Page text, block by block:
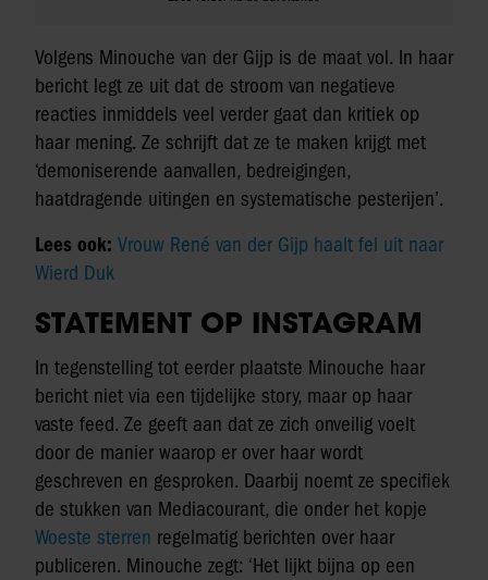
Volgens Minouche van der Gijp is de maat vol. In haar
bericht legt ze uit dat de stroom van negatieve
reacties inmiddels veel verder gaat dan kritiek op
haar mening. Ze schrijft dat ze te maken krijgt met
‘demoniserende aanvallen, bedreigingen,
haatdragende uitingen en systematische pesterijen’.
Lees ook: Vrouw René van der Gijp haalt fel uit naar
Wierd Duk
STATEMENT OP INSTAGRAM
In tegenstelling tot eerder plaatste Minouche haar
bericht niet via een tijdelijke story, maar op haar
vaste feed. Ze geeft aan dat ze zich onveilig voelt
door de manier waarop er over haar wordt
geschreven en gesproken. Daarbij noemt ze specifiek
de stukken van Mediacourant, die onder het kopje
Woeste sterren regelmatig berichten over haar
publiceren. Minouche zegt: ‘Het lijkt bijna op een